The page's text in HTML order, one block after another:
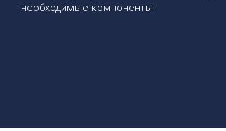
необходимые компоненты.